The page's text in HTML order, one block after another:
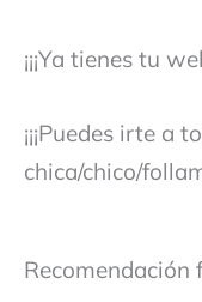
¡¡¡Ya tienes tu
¡¡¡Puedes irte a
chica/chico/
Recomendación